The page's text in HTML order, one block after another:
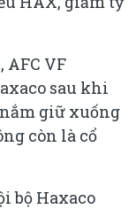
AFC VF
sau khi
nắm giữ xuống
còn là cổ
bộ Haxaco